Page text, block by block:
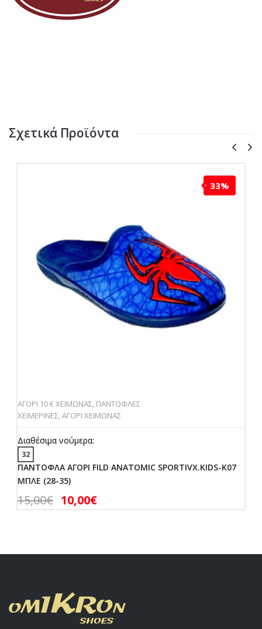
Σχετικά Προϊόντα
33%
ΑΓΟΡΙ 10 € ΧΕΙΜΩΝΑΣ, ΠΑΝΤΟΦΛΕΣ
ΧΕΙΜΕΡΙΝΕΣ,ΑΓΟΡΙ ΧΕΙΜΩΝΑΣ
Διαθέσιμα νούμερα:
32
ΠΑΝΤΟΦΛΑ ΑΓΟΡΙ FILD ANATOMIC SPORTIVX.KIDS-K07
ΜΠΛΕ (28-35)
15,00€ 10,00€